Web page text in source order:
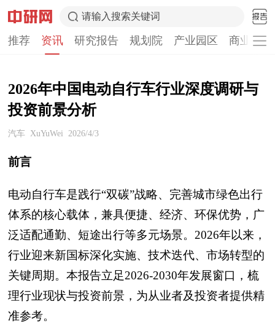
请输入搜索关键词
推荐 资讯 研究报告 规划院 产业园区 商业计
2026年中国电动自行车行业深度调研与
投资前景分析
汽车 XuYuWei 2026/4/3
前言
电动自行车是践行“双碳”战略、完善城市绿色出行
体系的核心载体，兼具便捷、经济、环保优势，广
泛适配通勤、短途出行等多元场景。2026年以来，
行业迎来新国标深化实施、技术迭代、市场转型的
关键周期。本报告立足2026-2030年发展窗口，梳
理行业现状与投资前景，为从业者及投资者提供精
准参考。